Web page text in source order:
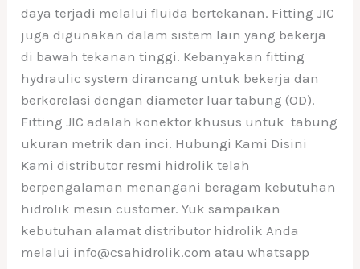
daya terjadi melalui fluida bertekanan. Fitting JIC
juga digunakan dalam sistem lain yang bekerja
di bawah tekanan tinggi. Kebanyakan fitting
hydraulic system dirancang untuk bekerja dan
berkorelasi dengan diameter luar tabung (OD).
Fitting JIC adalah konektor khusus untuk tabung
ukuran metrik dan inci. Hubungi Kami Disini
Kami distributor resmi hidrolik telah
berpengalaman menangani beragam kebutuhan
hidrolik mesin customer. Yuk sampaikan
kebutuhan alamat distributor hidrolik Anda
melalui info@csahidrolik.com atau whatsapp